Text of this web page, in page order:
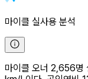
마이클 실사용 분석
마이클 오너 2,656명